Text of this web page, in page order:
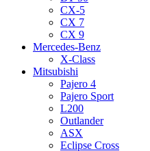
CX-5
CX 7
CX 9
Mercedes-Benz
X-Class
Mitsubishi
Pajero 4
Pajero Sport
L200
Outlander
ASX
Eclipse Cross